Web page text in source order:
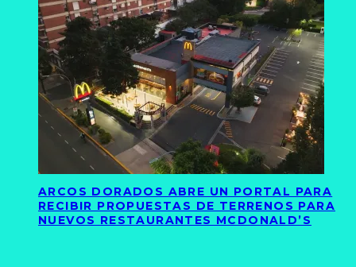
ARCOS DORADOS ABRE UN PORTAL PARA
RECIBIR PROPUESTAS DE TERRENOS PARA
NUEVOS RESTAURANTES MCDONALD’S